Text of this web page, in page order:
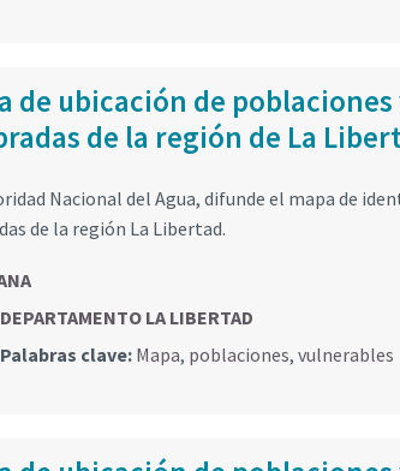
de ubicación de
de la región de La
Nacional del Agua, difunde el mapa de
de la región La Libertad.
DEPARTAMENTO LA LIBERTAD
Palabras clave: Mapa, poblaciones, vulnerables